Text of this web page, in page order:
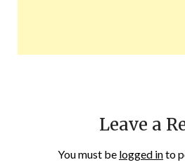
Leave a
You must be logged into